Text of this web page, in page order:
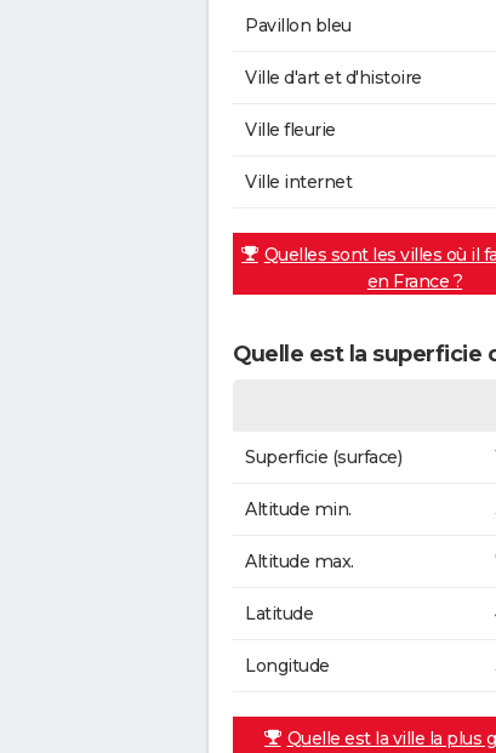
Pavillon bleu
Ville d'art et d'histoire
Ville fleurie
Ville internet
Quelles sont les villes où il
en France ?
Quelle est la superficie
Superficie (surface)
Altitude min.
Altitude max.
Latitude
Longitude
Quelle est la ville la plus